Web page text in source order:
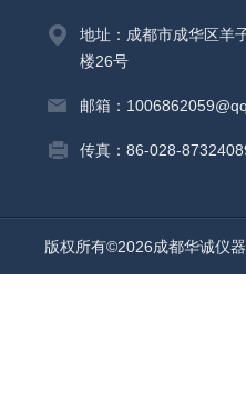
地址：成都市成华区羊
楼26号
邮箱：
传真：86-028-
版权所有©2026成都华诚仪